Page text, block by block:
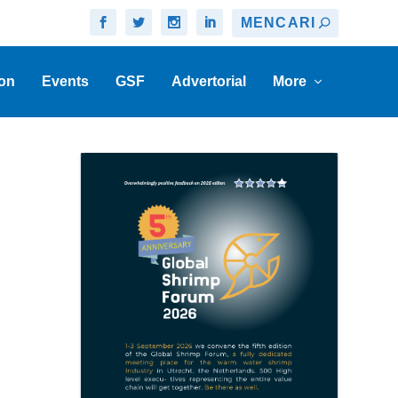
Events GSF Advertorial More